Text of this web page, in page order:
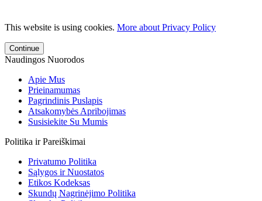
This website is using cookies. More about Privacy Policy
Continue
Naudingos Nuorodos
Apie Mus
Prieinamumas
Pagrindinis Puslapis
Atsakomybės Apribojimas
Susisiekite Su Mumis
Politika ir Pareiškimai
Privatumo Politika
Sąlygos ir Nuostatos
Etikos Kodeksas
Skundų Nagrinėjimo Politika